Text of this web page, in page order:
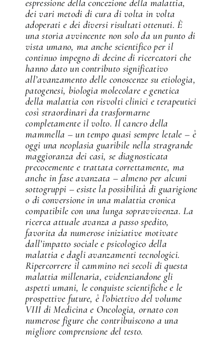
espressione della concezione della malattia,
dei vari metodi di cura di volta in volta
adoperati e dei diversi risultati ottenuti. È
una storia avvincente non solo da un punto di
vista umano, ma anche scientifico per il
continuo impegno di decine di ricercatori che
hanno dato un contributo significativo
all’avanzamento delle conoscenze su etiologia,
patogenesi, biologia molecolare e genetica
della malattia con risvolti clinici e terapeutici
così straordinari da trasformarne
completamente il volto. Il cancro della
mammella – un tempo quasi sempre letale – è
oggi una neoplasia guaribile nella stragrande
maggioranza dei casi, se diagnosticata
precocemente e trattata correttamente, ma
anche in fase avanzata – almeno per alcuni
sottogruppi – esiste la possibilità di guarigione
o di conversione in una malattia cronica
compatibile con una lunga sopravvivenza. La
ricerca attuale avanza a passo spedito,
favorita da numerose iniziative motivate
dall’impatto sociale e psicologico della
malattia e dagli avanzamenti tecnologici.
Ripercorrere il cammino nei secoli di questa
malattia millenaria, evidenziandone gli
aspetti umani, le conquiste scientifiche e le
prospettive future, è l’obiettivo del volume
VIII di Medicina e Oncologia, ornato con
numerose figure che contribuiscono a una
migliore comprensione del testo.